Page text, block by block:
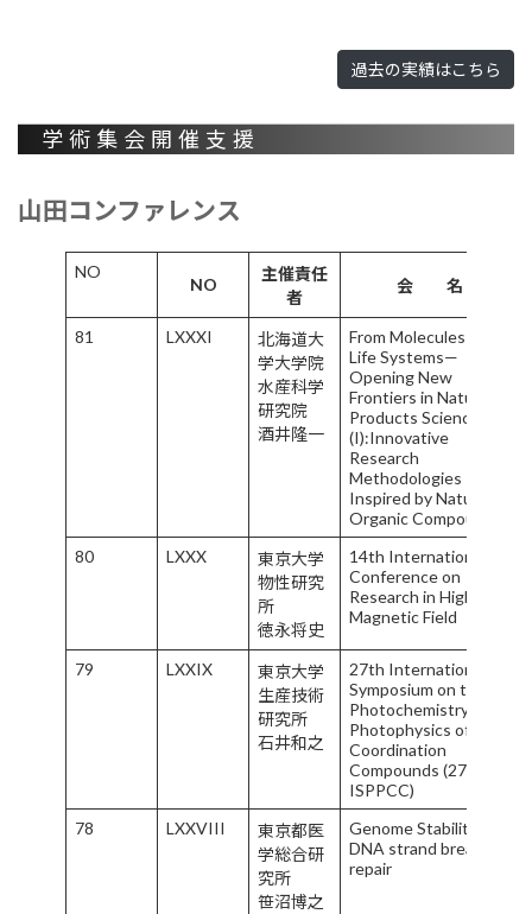
過去の実績はこちら
学術集会開催支援
山田コンファレンス
NO
NO
主催責任
者
会 名
81 LXXXI
北海道大
学大学院
水産科学
研究院
酒井隆一
From Molecules to
Life Systems—
Opening New
Frontiers in Natural
Products Science
(I):Innovative
Research
Methodologies
Inspired by Natural
Organic Compounds
80 LXXX
東京大学
物性研究
所
徳永将史
14th International
Conference on
Research in High
Magnetic Field
79 LXXIX
東京大学
生産技術
研究所
石井和之
27th International
Symposium on the
Photochemistry and
Photophysics of
Coordination
Compounds (27th
ISPPCC)
78 LXXVIII
東京都医
学総合研
究所
笹沼博之
Genome Stability and
DNA strand break
repair